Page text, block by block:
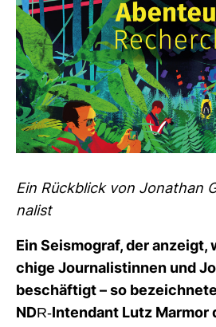
Ein Rück­blick von Jona­than
na­list
Ein Seis­mo­graf, der
chige Jour­na­lis­tinnen und
beschäf­tigt – so
NDR-​Inten­dant Lutz